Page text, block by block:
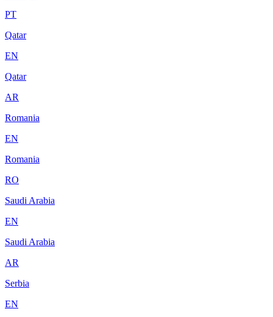
PT
Qatar
EN
Qatar
AR
Romania
EN
Romania
RO
Saudi Arabia
EN
Saudi Arabia
AR
Serbia
EN